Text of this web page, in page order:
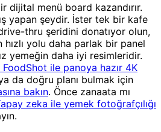
dijital menü board kazandırır.
yapan şeydir. İster tek bir kafe
thru şeridini donatıyor olun,
hızlı yolu daha parlak bir panel
yemeğin daha iyi resimleridir.
FoodShot ile panoya hazır 4K
da doğru planı bulmak için
bakın. Önce zanaata mı
zeka ile yemek fotoğrafçılığı